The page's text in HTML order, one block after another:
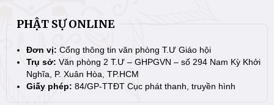
PHẬT SỰ ONLINE
Đơn vị: Cổng thông tin văn phòng T.Ư Giáo hội
Trụ sở: Văn phòng 2 T.Ư – GHPGVN – số 294 Nam Kỳ Khởi
Nghĩa, P. Xuân Hòa, TP.HCM
Giấy phép: 84/GP-TTĐT Cục phát thanh, truyền hình